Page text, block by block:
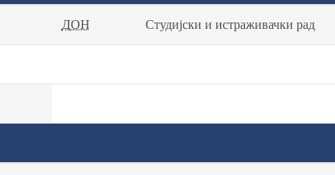
ДОН Студијски и истраживачки рад